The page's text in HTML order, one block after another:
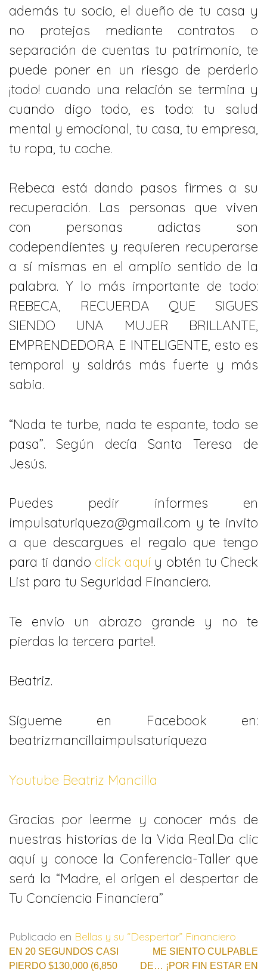
además tu socio, el dueño de tu casa y
no protejas mediante contratos o
separación de cuentas tu patrimonio, te
puede poner en un riesgo de perderlo
¡todo! cuando una relación se termina y
cuando digo todo, es todo: tu salud
mental y emocional, tu casa, tu empresa,
tu ropa, tu coche.
Rebeca está dando pasos firmes a su
recuperación. Las personas que viven
con personas adictas son
codependientes y requieren recuperarse
a sí mismas en el amplio sentido de la
palabra. Y lo más importante de todo:
REBECA, RECUERDA QUE SIGUES
SIENDO UNA MUJER BRILLANTE,
EMPRENDEDORA E INTELIGENTE, esto es
temporal y saldrás más fuerte y más
sabia.
“Nada te turbe, nada te espante, todo se
pasa”. Según decía Santa Teresa de
Jesús.
Puedes pedir informes en
impulsaturiqueza@gmail.com y te invito
a que descargues el regalo que tengo
para ti dando click aquí y obtén tu Check
List para tu Seguridad Financiera.
Te envío un abrazo grande y no te
pierdas la tercera parte!!.
Beatriz.
Sígueme en Facebook en:
beatrizmancillaimpulsaturiqueza
Youtube Beatriz Mancilla
Gracias por leerme y conocer más de
nuestras historias de la Vida Real.Da clic
aquí y conoce la Conferencia-Taller que
será la “Madre, el origen el despertar de
Tu Conciencia Financiera”
Publicado en Bellas y su “Despertar” Financiero
Navegación
EN 20 SEGUNDOS CASI
PIERDO $130,000 (6,850
ME SIENTO CULPABLE
DE… ¡POR FIN ESTAR EN